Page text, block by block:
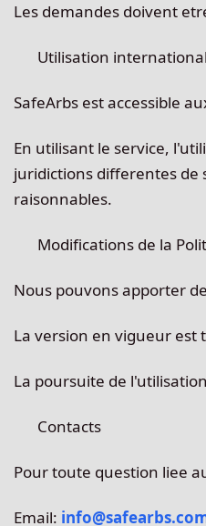
Les demandes doivent
Utilisation
SafeArbs est accessible
En utilisant le service,
juridictions differentes de
raisonnables.
Modifications de la
Nous pouvons apporter
La version en vigueur est
La poursuite de
Contacts
Pour toute question liee
Email: